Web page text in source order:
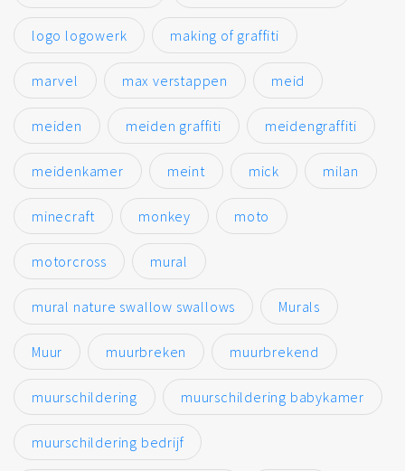
logo logowerk making of graffiti
marvel max verstappen meid
meiden meiden graffiti meidengraffiti
meidenkamer meint mick milan
minecraft monkey moto
motorcross mural
mural nature swallow swallows Murals
Muur muurbreken muurbrekend
muurschildering muurschildering babykamer
muurschildering bedrijf